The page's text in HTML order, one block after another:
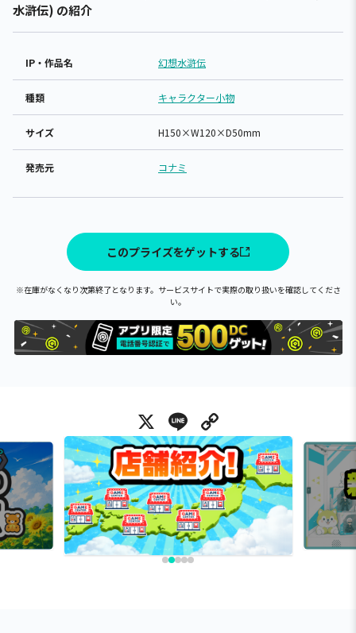
水滸伝) の紹介
IP・作品名 幻想水滸伝
種類 キャラクター小物
サイズ H150×W120×D50mm
発売元 コナミ
このプライズをゲットする
※在庫がなくなり次第終了となります。サービスサイトで実際の取り扱いを確認してくださ
い。
X Line